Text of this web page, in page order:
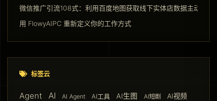
微信推广引流108式：利用百度地图获取线下实体店数据主动推广
用 FlowyAIPC 重新定义你的工作方式
标签云
Agent AI AI Agent AI工具 AI生图 AI短剧 AI视频